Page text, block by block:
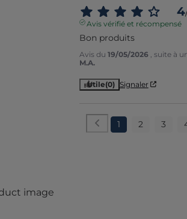
4
Avis vérifié et récompensé
Bon produits
Avis du 19/05/2026
, suite à
M.A.
Utile(0) Signaler
1 2 3